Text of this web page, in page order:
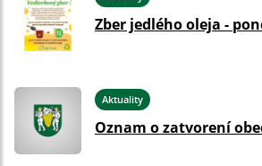
Zber jedlého oleja -
Aktuality
Oznam o zatvorení